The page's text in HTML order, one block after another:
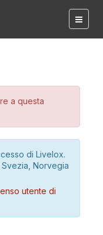
a questa
di Livelox.
Norvegia
utente di